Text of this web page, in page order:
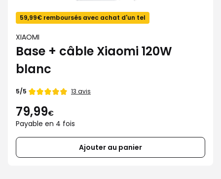
59,99€ remboursés avec achat d'un tel
XIAOMI
Base + câble Xiaomi 120W
blanc
Note
5/5 13 avis
79,99€
Payable en 4 fois
Ajouter au panier